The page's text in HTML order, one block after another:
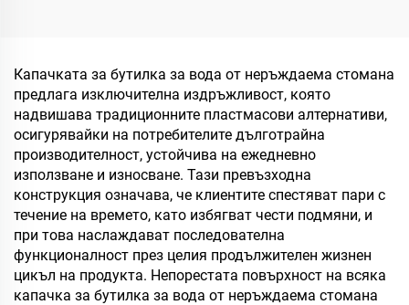
Пътуваща тъмблър с
капак за горещи и
студени напитки
Капачката за бутилка за вода от неръждаема стомана
предлага изключителна издръжливост, която
надвишава традиционните пластмасови алтернативи,
осигурявайки на потребителите дълготрайна
производителност, устойчива на ежедневно
използване и износване. Тази превъзходна
конструкция означава, че клиентите спестяват пари с
течение на времето, като избягват чести подмяни, и
при това наслаждават последователна
функционалност през целия продължителен жизнен
цикъл на продукта. Непорестата повърхност на всяка
капачка за бутилка за вода от неръждаема стомана